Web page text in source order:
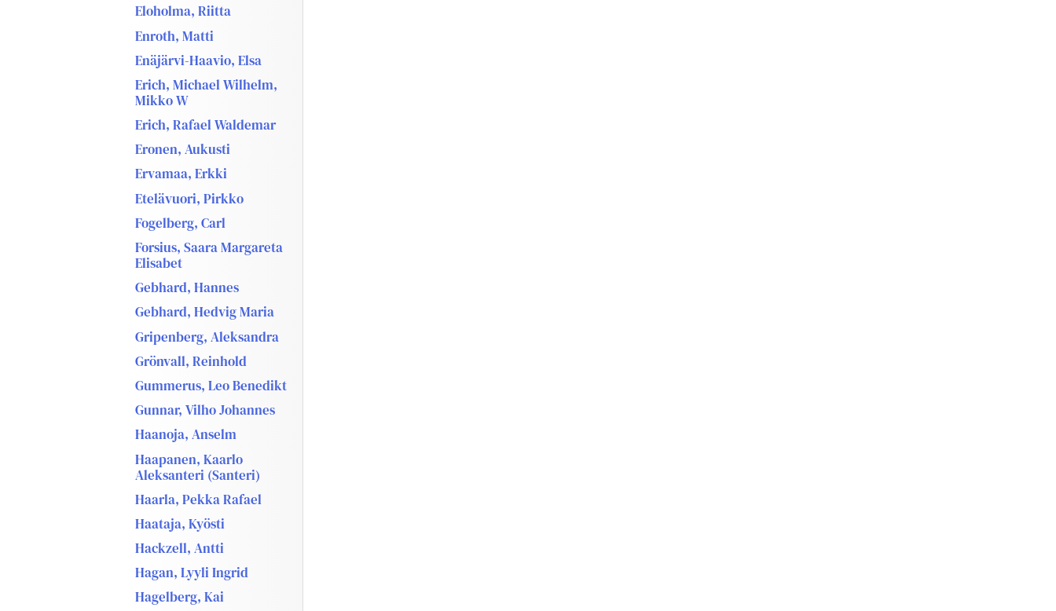
Eloholma, Riitta
Enroth, Matti
Enäjärvi-Haavio, Elsa
Erich, Michael Wilhelm,
Mikko W
Erich, Rafael Waldemar
Eronen, Aukusti
Ervamaa, Erkki
Etelävuori, Pirkko
Fogelberg, Carl
Forsius, Saara Margareta
Elisabet
Gebhard, Hannes
Gebhard, Hedvig Maria
Gripenberg, Aleksandra
Grönvall, Reinhold
Gummerus, Leo Benedikt
Gunnar, Vilho Johannes
Haanoja, Anselm
Haapanen, Kaarlo
Aleksanteri (Santeri)
Haarla, Pekka Rafael
Haataja, Kyösti
Hackzell, Antti
Hagan, Lyyli Ingrid
Hagelberg, Kai